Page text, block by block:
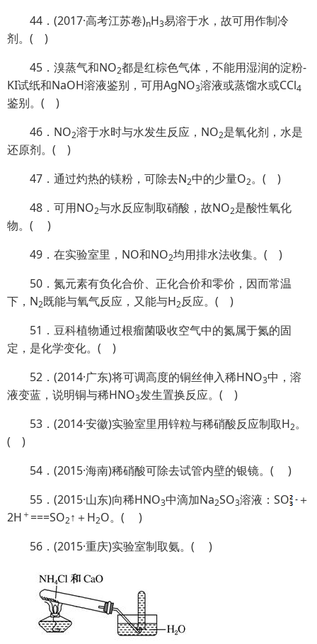
44．(2017·高考江苏卷)nH3易溶于水，故可用作制冷
剂。( )
45．溴蒸气和NO2都是红棕色气体，不能用湿润的淀粉-
KI试纸和NaOH溶液鉴别，可用AgNO3溶液或蒸馏水或CCl4
鉴别。( )
46．NO2溶于水时与水发生反应，NO2是氧化剂，水是
还原剂。( )
47．通过灼热的镁粉，可除去N2中的少量O2。( )
48．可用NO2与水反应制取硝酸，故NO2是酸性氧化
物。( )
49．在实验室里，NO和NO2均用排水法收集。( )
50．氮元素有负化合价、正化合价和零价，因而常温
下，N2既能与氧气反应，又能与H2反应。( )
51．豆科植物通过根瘤菌吸收空气中的氮属于氮的固
定，是化学变化。( )
52．(2014·广东)将可调高度的铜丝伸入稀HNO3中，溶
液变蓝，说明铜与稀HNO3发生置换反应。( )
53．(2014·安徽)实验室里用锌粒与稀硝酸反应制取H2。
( )
54．(2015·海南)稀硝酸可除去试管内壁的银镜。( )
55．(2015·山东)向稀HNO3中滴加Na2SO3溶液：SO
＋
2H ＋ ===SO2↑＋H2O。( )
56．(2015·重庆)实验室制取氨。( )